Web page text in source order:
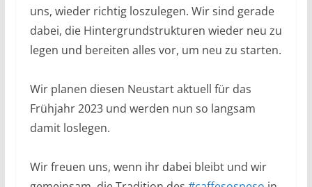
uns, wieder richtig loszulegen. Wir sind gerade
dabei, die Hintergrundstrukturen wieder neu zu
legen und bereiten alles vor, um neu zu starten.
Wir planen diesen Neustart aktuell für das
Frühjahr 2023 und werden nun so langsam
damit loslegen.
Wir freuen uns, wenn ihr dabei bleibt und wir